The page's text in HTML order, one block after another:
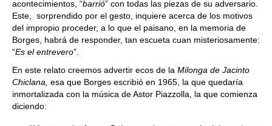
acontecimientos, “barrió” con todas las piezas de su adversario.
Este, sorprendido por el gesto, inquiere acerca de los motivos
del impropio proceder, a lo que el paisano, en la memoria de
Borges, habrá de responder, tan escueta cuan misteriosamente:
“Es el entrevero”.
En este relato creemos advertir ecos de la Milonga de Jacinto
Chiclana, esa que Borges escribió en 1965, la que quedaría
inmortalizada con la música de Astor Piazzolla, la que comienza
diciendo: